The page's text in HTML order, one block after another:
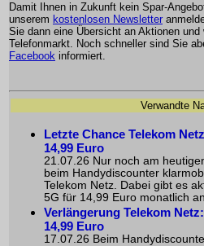
Damit Ihnen in Zukunft kein Spar-
unserem kostenlosen Newsletter
Sie dann eine Übersicht an Aktionen und
Telefonmarkt. Noch schneller sind Sie
Facebook informiert.
Verwandte
Letzte Chance Telekom
14,99 Euro
21.07.26 Nur noch am
beim Handydiscounter
Telekom Netz. Dabei gibt es
5G für 14,99 Euro monatlich
Verlängerung Telekom
14,99 Euro
17.07.26 Beim